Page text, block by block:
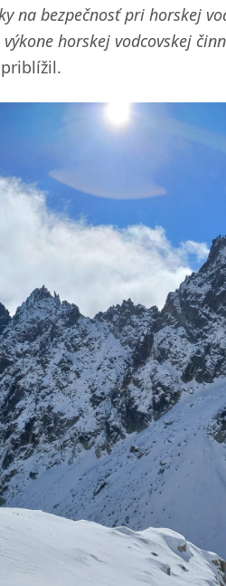
na bezpečnosť pri horskej
horskej vodcovskej